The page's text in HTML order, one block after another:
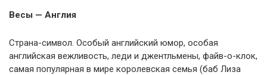
Весы — Англия
Страна-символ. Особый английский юмор, особая
английская вежливость, леди и джентльмены, файв-о-клок,
самая популярная в мире королевская семья (баб Лиза